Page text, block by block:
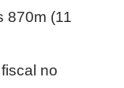
870m (11
no